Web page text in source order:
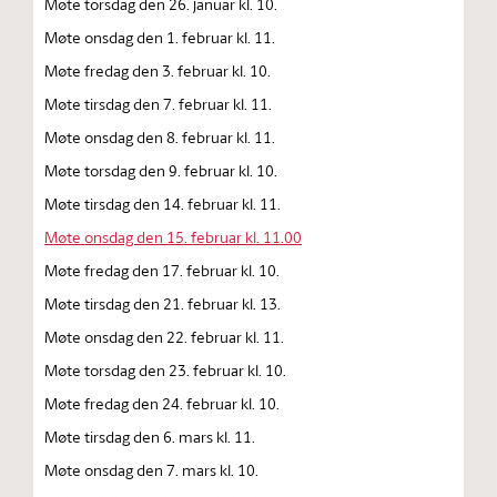
Møte onsdag den 1. februar kl. 11.
Møte fredag den 3. februar kl. 10.
Møte tirsdag den 7. februar kl. 11.
Møte onsdag den 8. februar kl. 11.
Møte torsdag den 9. februar kl. 10.
Møte tirsdag den 14. februar kl. 11.
Møte onsdag den 15. februar kl. 11.00
Møte fredag den 17. februar kl. 10.
Møte tirsdag den 21. februar kl. 13.
Møte onsdag den 22. februar kl. 11.
Møte torsdag den 23. februar kl. 10.
Møte fredag den 24. februar kl. 10.
Møte tirsdag den 6. mars kl. 11.
Møte onsdag den 7. mars kl. 10.